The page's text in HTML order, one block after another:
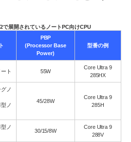
で展開されているノートPC向けCPU
PBP
(Processor Base
Power)
型番の例
ト 55W
Core Ultra 9
285HX
ノ
ノ
45/28W
Core Ultra 9
285H
ノ
30/15/8W
Core Ultra 9
288V